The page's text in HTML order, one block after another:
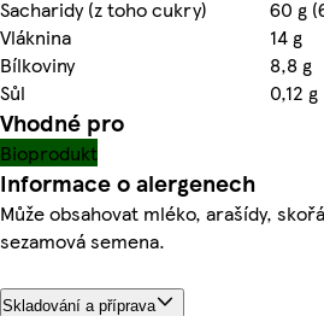
Sacharidy (z toho cukry)
60 g
Vláknina
14 g
Bílkoviny
8,8 g
Sůl
0,12 g
Vhodné pro
Bioprodukt
Informace o alergenech
Může obsahovat mléko, arašídy,
sezamová semena.
Skladování a příprava